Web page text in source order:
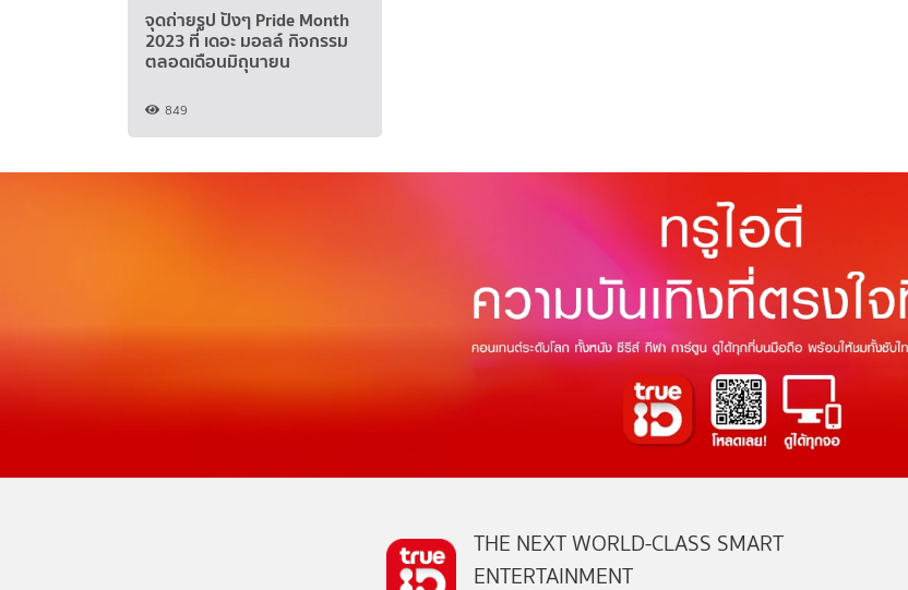
จุดถ่ายรูป ปังๆ Pride Month
2023 ที่ เดอะ มอลล์ กิจกรรม
ตลอดเดือนมิถุนายน
849
THE NEXT WORLD-CLASS SMART
ENTERTAINMENT